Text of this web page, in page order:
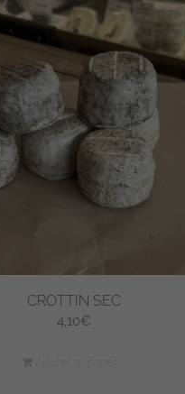
CROTTIN SEC
4,10€